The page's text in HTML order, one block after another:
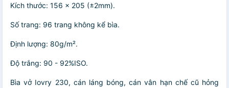
Kích thước: 156 x 205 (±2mm).
Số trang: 96 trang không kể bìa.
Định lượng: 80g/m².
Độ trắng: 90 - 92%ISO.
Bìa vở Iovry 230, cán láng bóng, cán vân hạn chế cũ hỏng